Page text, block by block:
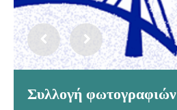
Συλλογή φωτογραφιών